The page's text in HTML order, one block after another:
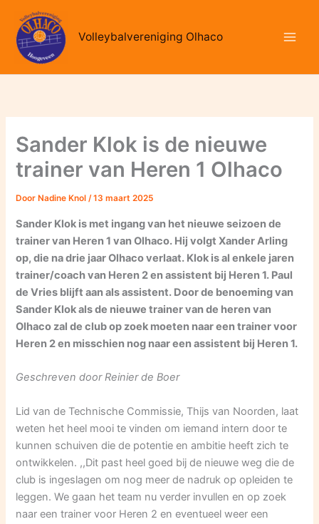
naar
inhoud
Volleybalvereniging Olhaco
Sander Klok is de nieuwe
trainer van Heren 1 Olhaco
Door Nadine Knol/13 maart 2025
Sander Klok is met ingang van het nieuwe seizoen de
trainer van Heren 1 van Olhaco. Hij volgt Xander Arling
op, die na drie jaar Olhaco verlaat. Klok is al enkele jaren
trainer/coach van Heren 2 en assistent bij Heren 1. Paul
de Vries blijft aan als assistent. Door de benoeming van
Sander Klok als de nieuwe trainer van de heren van
Olhaco zal de club op zoek moeten naar een trainer voor
Heren 2 en misschien nog naar een assistent bij Heren 1.
Geschreven door Reinier de Boer
Lid van de Technische Commissie, Thijs van Noorden, laat
weten het heel mooi te vinden om iemand intern door te
kunnen schuiven die de potentie en ambitie heeft zich te
ontwikkelen. ,,Dit past heel goed bij de nieuwe weg die de
club is ingeslagen om nog meer de nadruk op opleiden te
leggen. We gaan het team nu verder invullen en op zoek
naar een trainer voor Heren 2 en eventueel weer een